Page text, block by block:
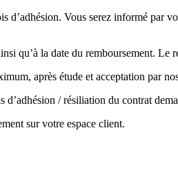
Vous serez informé par
qu’à la date du remboursement.
après étude et acceptation par
/ résiliation du contrat
sur votre espace client.